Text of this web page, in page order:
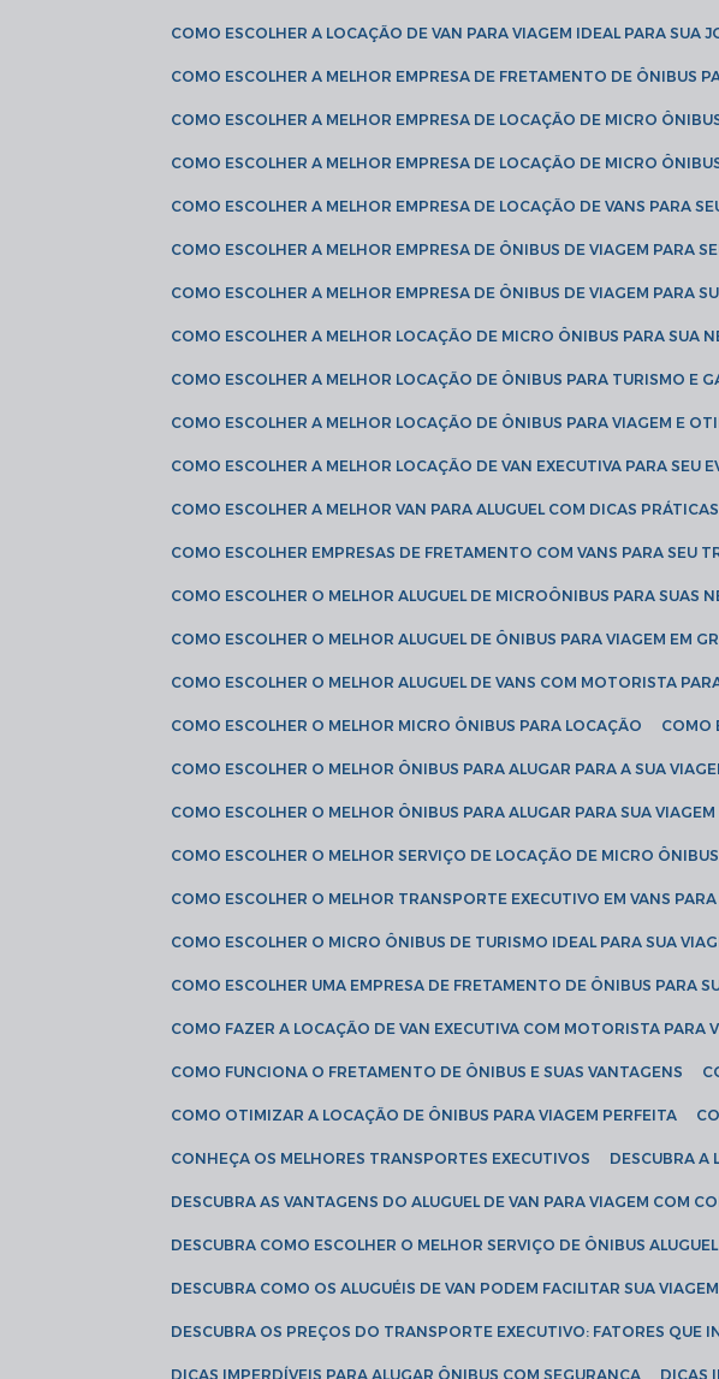
COMO ESCOLHER A LOCAÇÃO DE VAN PARA VIAGEM IDEAL PARA SUA
COMO ESCOLHER A MELHOR EMPRESA DE FRETAMENTO DE ÔNIBUS
COMO ESCOLHER A MELHOR EMPRESA DE LOCAÇÃO DE MICRO
COMO ESCOLHER A MELHOR EMPRESA DE LOCAÇÃO DE MICRO
COMO ESCOLHER A MELHOR EMPRESA DE LOCAÇÃO DE VANS PARA
COMO ESCOLHER A MELHOR EMPRESA DE ÔNIBUS DE VIAGEM PARA
COMO ESCOLHER A MELHOR EMPRESA DE ÔNIBUS DE VIAGEM PARA
COMO ESCOLHER A MELHOR LOCAÇÃO DE MICRO ÔNIBUS PARA SUA
COMO ESCOLHER A MELHOR LOCAÇÃO DE ÔNIBUS PARA TURISMO E
COMO ESCOLHER A MELHOR LOCAÇÃO DE ÔNIBUS PARA VIAGEM E
COMO ESCOLHER A MELHOR LOCAÇÃO DE VAN EXECUTIVA PARA SEU
COMO ESCOLHER A MELHOR VAN PARA ALUGUEL COM DICAS PRÁTICAS
COMO ESCOLHER EMPRESAS DE FRETAMENTO COM VANS PARA SEU
COMO ESCOLHER O MELHOR ALUGUEL DE MICROÔNIBUS PARA SUAS
COMO ESCOLHER O MELHOR ALUGUEL DE ÔNIBUS PARA VIAGEM EM
COMO ESCOLHER O MELHOR ALUGUEL DE VANS COM MOTORISTA
COMO ESCOLHER O MELHOR MICRO ÔNIBUS PARA LOCAÇÃO
COMO ESCOLHER O MELHOR ÔNIBUS PARA ALUGAR PARA A SUA
COMO ESCOLHER O MELHOR ÔNIBUS PARA ALUGAR PARA SUA VIAGEM
COMO ESCOLHER O MELHOR SERVIÇO DE LOCAÇÃO DE MICRO ÔNIBUS
COMO ESCOLHER O MELHOR TRANSPORTE EXECUTIVO EM VANS
COMO ESCOLHER O MICRO ÔNIBUS DE TURISMO IDEAL PARA SUA
COMO ESCOLHER UMA EMPRESA DE FRETAMENTO DE ÔNIBUS PARA
COMO FAZER A LOCAÇÃO DE VAN EXECUTIVA COM MOTORISTA PARA
COMO FUNCIONA O FRETAMENTO DE ÔNIBUS E SUAS VANTAGENS
COMO OTIMIZAR A LOCAÇÃO DE ÔNIBUS PARA VIAGEM PERFEITA
CONHEÇA OS MELHORES TRANSPORTES EXECUTIVOS DESCUBRA
DESCUBRA AS VANTAGENS DO ALUGUEL DE VAN PARA VIAGEM COM
DESCUBRA COMO ESCOLHER O MELHOR SERVIÇO DE ÔNIBUS
DESCUBRA COMO OS ALUGUÉIS DE VAN PODEM FACILITAR SUA VIAGEM
DESCUBRA OS PREÇOS DO TRANSPORTE EXECUTIVO: FATORES QUE
DICAS IMPERDÍVEIS PARA ALUGAR ÔNIBUS COM SEGURANÇA